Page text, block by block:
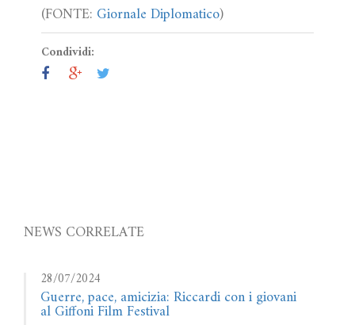
(FONTE: Giornale Diplomatico)
Condividi:
NEWS CORRELATE
28/07/2024
Guerre, pace, amicizia: Riccardi con i giovani
al Giffoni Film Festival